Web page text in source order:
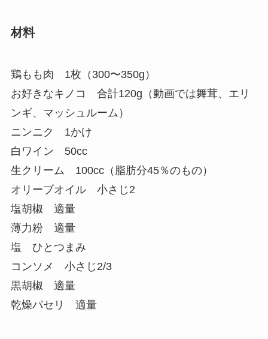
材料
鶏もも肉 1枚（300〜350g）
お好きなキノコ 合計120g（動画では舞茸、エリ
ンギ、マッシュルーム）
ニンニク 1かけ
白ワイン 50cc
生クリーム 100cc（脂肪分45％のもの）
オリーブオイル 小さじ2
塩胡椒 適量
薄力粉 適量
塩 ひとつまみ
コンソメ 小さじ2/3
黒胡椒 適量
乾燥パセリ 適量